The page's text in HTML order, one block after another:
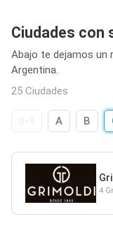
Ciudades con
Abajo te dejamos un
Argentina.
25 Ciudades
A B
4